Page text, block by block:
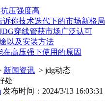
压强度高
诉你技术迭代下的市场新格局
穿线管获市场广泛认可
以及安装方法
在高压强下使用的原因
新闻资讯 > jdg动态
处
发布时间：2024/3/13 16:03:31